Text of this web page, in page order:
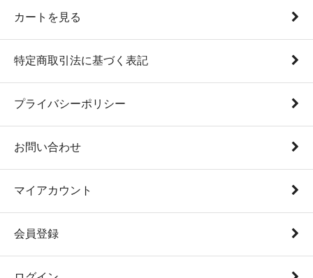
カートを見る
特定商取引法に基づく表記
プライバシーポリシー
お問い合わせ
マイアカウント
会員登録